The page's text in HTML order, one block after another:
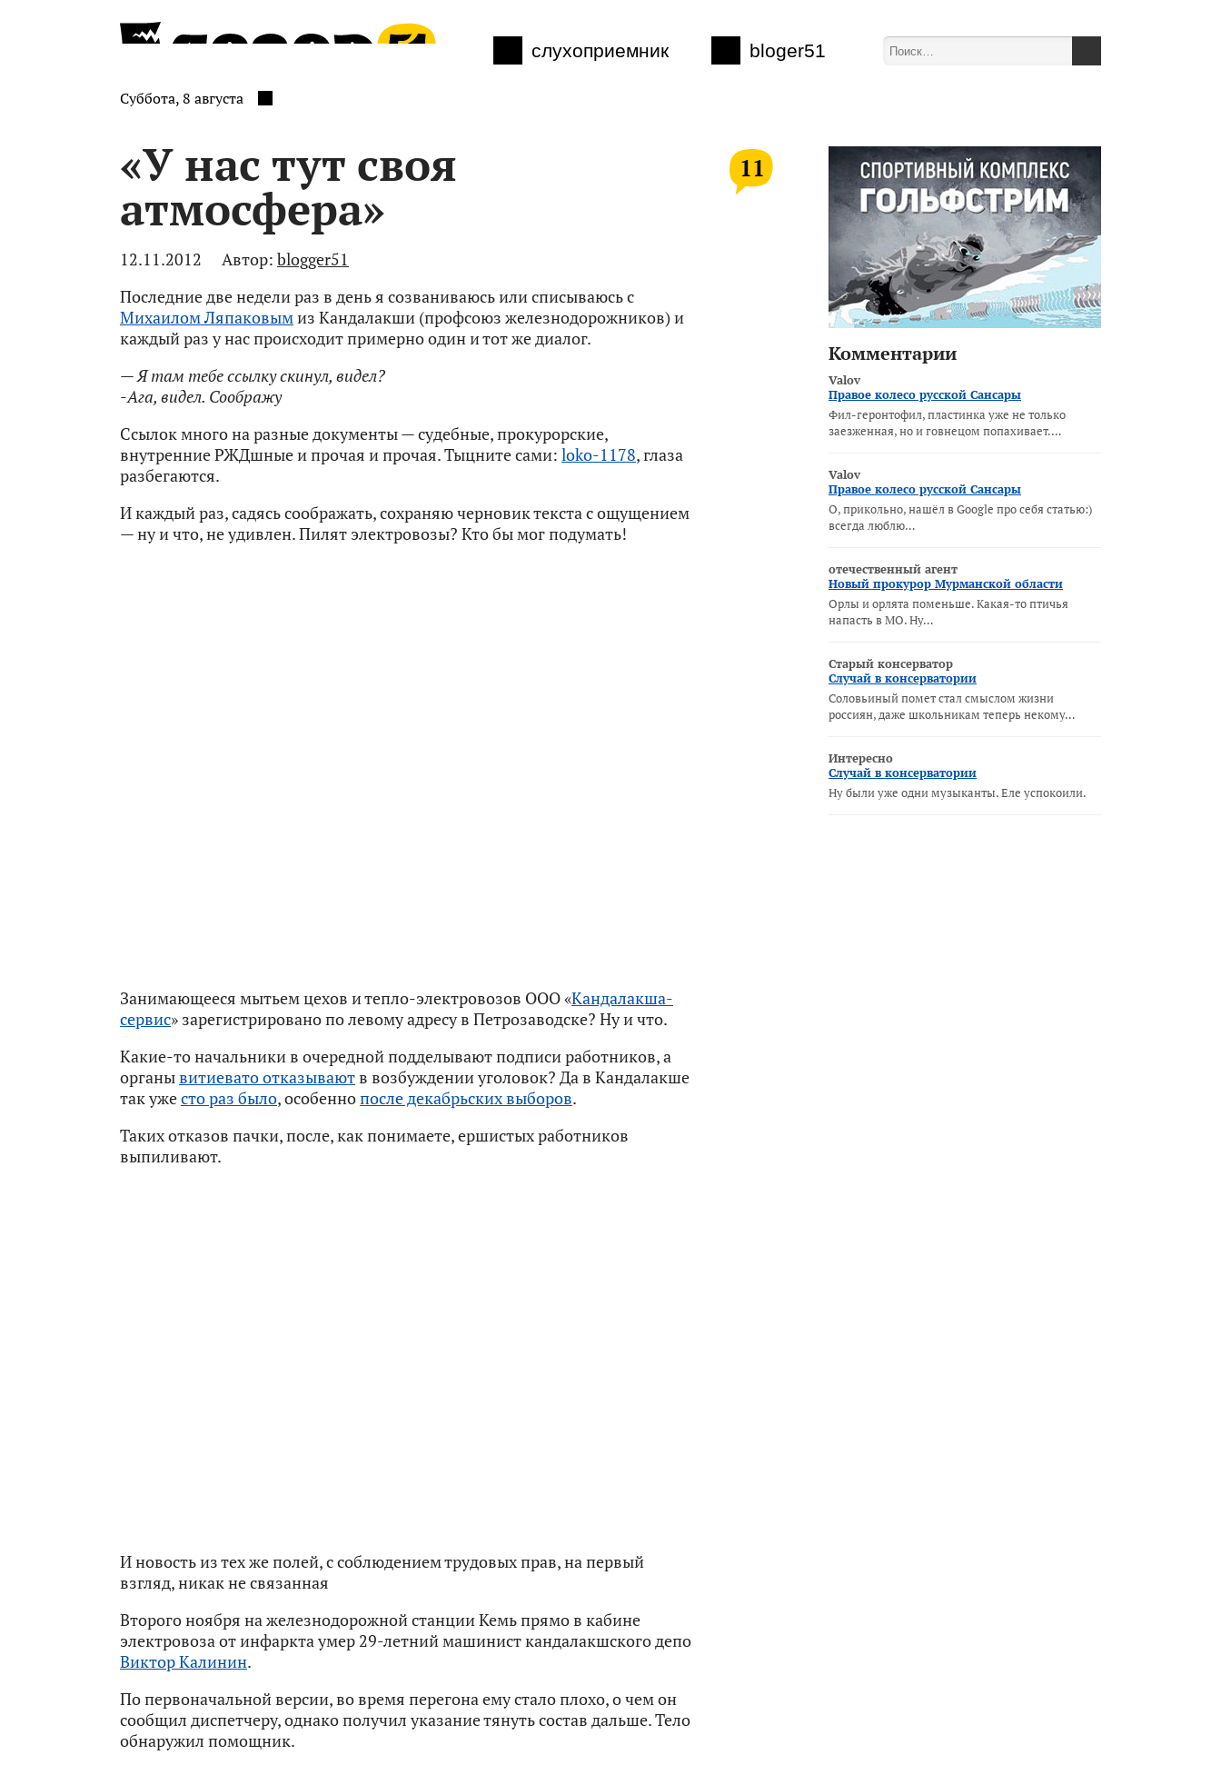
слухоприемник bloger51
Суббота, 8 августа
«У нас тут своя
атмосфера»
11
12.11.2012 Автор: blogger51
Последние две недели раз в день я созваниваюсь или списываюсь с
Михаилом Ляпаковымиз Кандалакши (профсоюз железнодорожников) и
каждый раз у нас происходит примерно один и тот же диалог.
— Я там тебе ссылку скинул, видел?
-Ага, видел. Соображу
Ссылок много на разные документы — судебные, прокурорские,
внутренние РЖДшные и прочая и прочая. Тыцните сами: loko-1178, глаза
разбегаются.
И каждый раз, садясь соображать, сохраняю черновик текста с ощущением
— ну и что, не удивлен. Пилят электровозы? Кто бы мог подумать!
Занимающееся мытьем цехов и тепло-электровозов ООО «Кандалакша-
сервис» зарегистрировано по левому адресу в Петрозаводске? Ну и что.
Какие-то начальники в очередной подделывают подписи работников, а
органывитиевато отказываютв возбуждении уголовок? Да в Кандалакше
так ужесто раз было, особеннопосле декабрьских выборов.
Таких отказов пачки, после, как понимаете, ершистых работников
выпиливают.
И новость из тех же полей, с соблюдением трудовых прав, на первый
взгляд, никак не связанная
Второго ноября на железнодорожной станции Кемь прямо в кабине
электровоза от инфаркта умер 29-летний машинист кандалакшского депо
Виктор Калинин.
По первоначальной версии, во время перегона ему стало плохо, о чем он
сообщил диспетчеру, однако получил указание тянуть состав дальше. Тело
обнаружил помощник.
Комментарии
Valov
Правое колесо русской Сансары
Фил-геронтофил, пластинка уже не только
заезженная, но и говнецом попахивает.…
Valov
Правое колесо русской Сансары
О, прикольно, нашёл в Google про себя статью:)
всегда люблю…
отечественный агент
Новый прокурор Мурманской области
Орлы и орлята поменьше. Какая-то птичья
напасть в МО. Ну…
Старый консерватор
Случай в консерватории
Соловьиный помет стал смыслом жизни
россиян, даже школьникам теперь некому…
Интересно
Случай в консерватории
Ну были уже одни музыканты. Еле успокоили.